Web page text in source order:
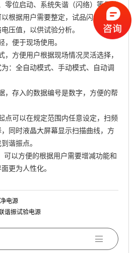
零位启动、系统失谐（闪络）等保护
根据用户需要整定，试品闪络时闪
压值，以供试验分析。
，便于现场使用。
，方便用户根据现场情况灵活选择，
：全自动模式、手动模式、自动调
，存入的数据编号是数字，方便的帮
点可以在规定范围内任意设定，扫频
同时液晶大屏幕显示扫描曲线，方
谐振点。
可以方便的根据用户需要增减功能和
更为人性化。
电源
谐振试验电源